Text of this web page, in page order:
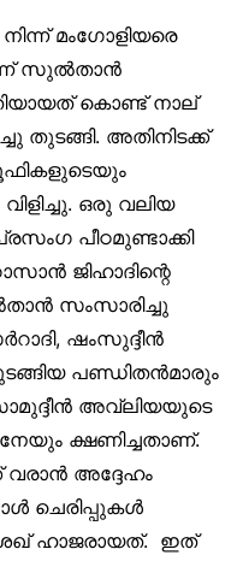
മംഗോളിയരെ
സുല്‍താന്‍
കൊണ്ട് നാല്
തുടങ്ങി. അതിനിടക്ക്
ഒരു വലിയ
പീഠമുണ്ടാക്കി
ജിഹാദിന്റെ
സംസാരിച്ചു
ഷംസുദ്ദീന്‍
പണ്ഡിതന്‍മാരും
അവ്‌ലിയയുടെ
ക്ഷണിച്ചതാണ്.
വരാന്‍ അദ്ദേഹം
ചെരിപ്പുകള്‍
ഹാജരായത്. ഇത്